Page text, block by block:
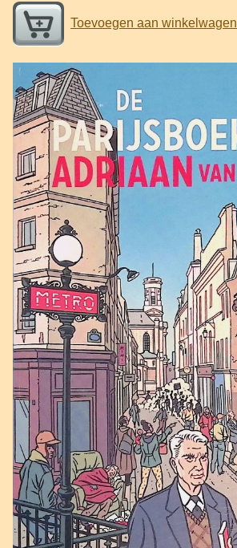
Toevoegen aan winkelwagen